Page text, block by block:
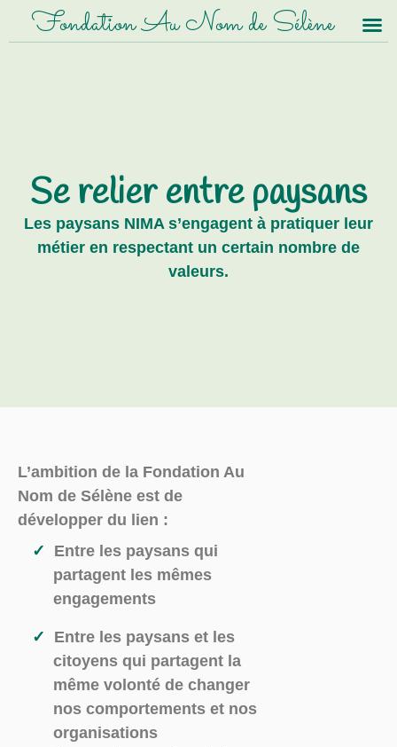
Fondation Au Nom de Sélène
Se relier entre paysans
Les paysans NIMA s’engagent à pratiquer leur
métier en respectant un certain nombre de
valeurs.
L’ambition de la Fondation Au
Nom de Sélène est de
développer du lien :
Entre les paysans qui
partagent les mêmes
engagements
Entre les paysans et les
citoyens qui partagent la
même volonté de changer
nos comportements et nos
organisations